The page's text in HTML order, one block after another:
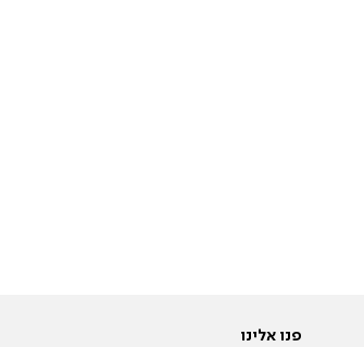
פנו אלינו